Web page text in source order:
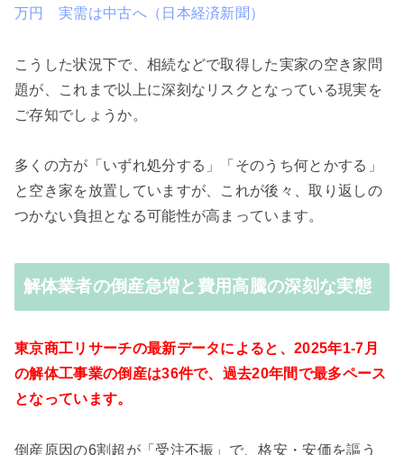
万円 実需は中古へ（日本経済新聞）
こうした状況下で、相続などで取得した実家の空き家問
題が、これまで以上に深刻なリスクとなっている現実を
ご存知でしょうか。
多くの方が「いずれ処分する」「そのうち何とかする」
と空き家を放置していますが、これが後々、取り返しの
つかない負担となる可能性が高まっています。
解体業者の倒産急増と費用高騰の深刻な実態
東京商工リサーチの最新データによると、2025年1-7月
の解体工事業の倒産は36件で、過去20年間で最多ペース
となっています。
倒産原因の6割超が「受注不振」で、格安・安価を謳う